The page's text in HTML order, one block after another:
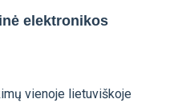
elektronikos
vienoje lietuviškoje